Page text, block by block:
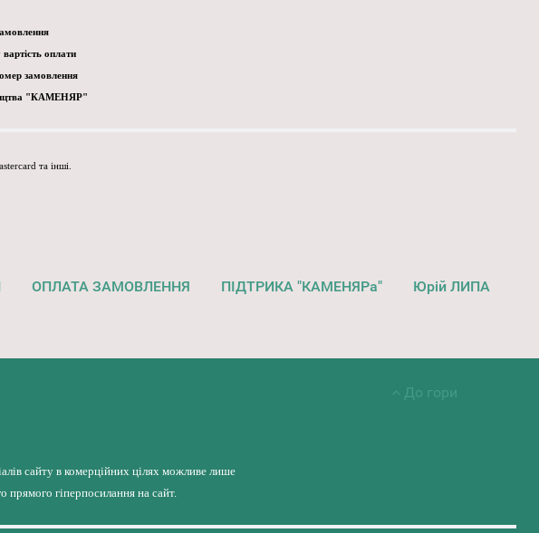
оплати
замовлення
"КАМЕНЯР"
та інші.
ОПЛАТА ЗАМОВЛЕННЯ ПІДТРИКА "КАМЕНЯРа" Юрій ЛИПА
До гори
сайту в комерційних цілях можливе лише
гіперпосилання на сайт.